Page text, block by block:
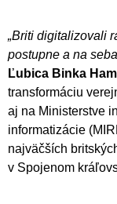
„Briti digitalizovali
postupne a na
Ľubica Binka
transformáciu
aj na Ministerstve
informatizácie
najväčších
v Spojenom